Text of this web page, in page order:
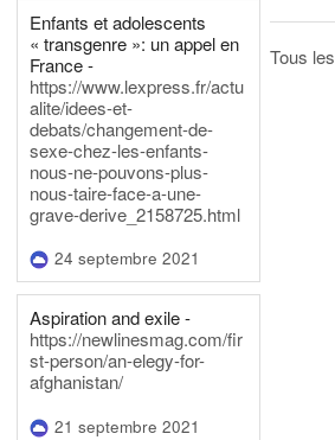
Enfants et adolescents
« transgenre »: un appel en
France -
https://www.lexpress.fr/actu
alite/idees-et-
debats/changement-de-
sexe-chez-les-enfants-
nous-ne-pouvons-plus-
nous-taire-face-a-une-
grave-derive_2158725.html
24 septembre 2021
Aspiration and exile -
https://newlinesmag.com/fir
st-person/an-elegy-for-
afghanistan/
21 septembre 2021
Tous